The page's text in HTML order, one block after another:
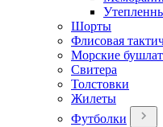
Шорты
Флисовая
Морские
Свитера
Толстовки
Жилеты
Футболки